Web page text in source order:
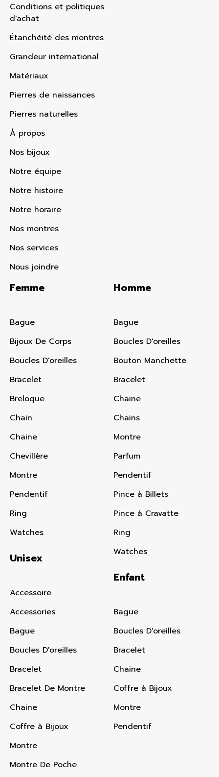
Femme
Bague
Bijoux De Corps
Boucles D'oreilles
Bracelet
Breloque
Chain
Chaine
Chevillère
Montre
Pendentif
Ring
Watches
Unisex
Accessoire
Accessories
Bague
Boucles D'oreilles
Bracelet
Bracelet De Montre
Chaine
Coffre à Bijoux
Montre
Montre De Poche
Homme
Bague
Boucles D'oreilles
Bouton Manchette
Bracelet
Chaine
Chains
Montre
Parfum
Pendentif
Pince à Billets
Pince à Cravatte
Ring
Watches
Enfant
Bague
Boucles D'oreilles
Bracelet
Chaine
Coffre à Bijoux
Montre
Pendentif
Conditions et politiques
d'achat
Étanchéité des montres
Grandeur international
Matériaux
Pierres de naissances
Pierres naturelles
À propos
Nos bijoux
Notre équipe
Notre histoire
Notre horaire
Nos montres
Nos services
Nous joindre